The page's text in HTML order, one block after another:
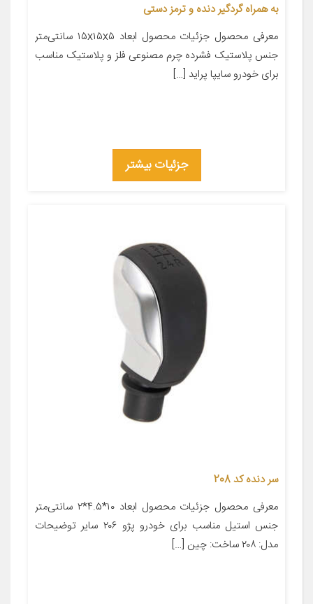
به همراه گردگیر دنده و ترمز دستی
معرفی محصول جزئیات محصول ابعاد ۱۵x۱۵x۵ سانتی‌متر
جنس پلاستیک فشرده چرم مصنوعی فلز و پلاستیک مناسب
برای خودرو سایپا پراید […]
جزئیات بیشتر
سر دنده کد 208
معرفی محصول جزئیات محصول ابعاد ۱۰*۴.۵*۲ سانتی‌متر
جنس استیل مناسب برای خودرو پژو ۲۰۶ سایر توضیحات
مدل: ۲۰۸ ساخت: چین […]